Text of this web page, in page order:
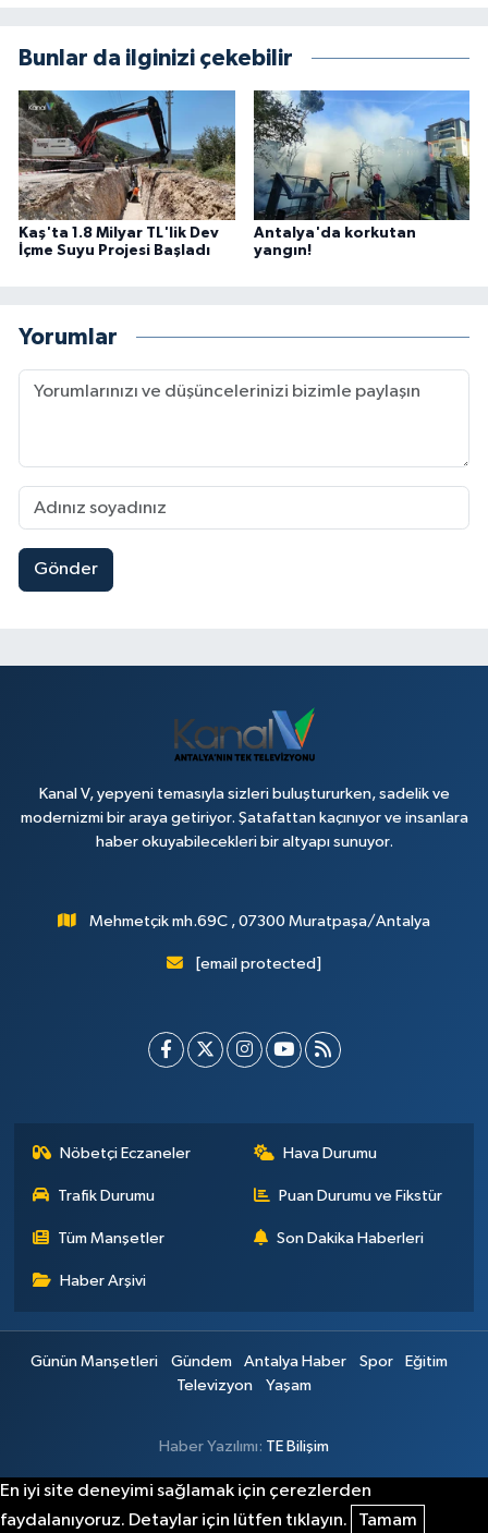
Bunlar da ilginizi çekebilir
Kaş'ta 1.8 Milyar TL'lik Dev
İçme Suyu Projesi Başladı
Antalya'da korkutan
yangın!
Yorumlar
Gönder
Kanal V, yepyeni temasıyla sizleri buluştururken, sadelik ve
modernizmi bir araya getiriyor. Şatafattan kaçınıyor ve insanlara
haber okuyabilecekleri bir altyapı sunuyor.
Mehmetçik mh.69C , 07300 Muratpaşa/Antalya
[email protected]
Nöbetçi Eczaneler Hava Durumu
Trafik Durumu Puan Durumu ve Fikstür
Tüm Manşetler Son Dakika Haberleri
Haber Arşivi
Günün Manşetleri Gündem Antalya Haber Spor
Eğitim
Televizyon
Yaşam
Haber Yazılımı: TE Bilişim
En iyi site deneyimi sağlamak için çerezlerden
faydalanıyoruz. Detaylar için lütfen tıklayın.
Tamam